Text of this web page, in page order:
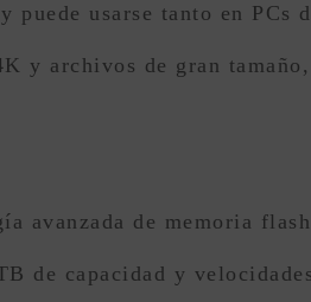
usarse tanto en PCs
y archivos de gran
avanzada de memoria
de capacidad y